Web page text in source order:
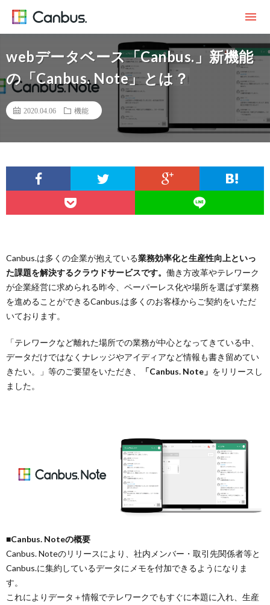
webデータベース「Canbus.」新機能
の「Canbus. Note」とは？
2020.04.06 機能
Canbus.は多くの企業が抱えている業務効率化と生産性向上といっ
た課題を解決するクラウドサービスです。 働き方改革やテレワーク
が企業経営に求められる昨今、ペーパーレス化や場所を選ばず業務
を進めることができるCanbus.は多くのお客様からご契約をいただ
いております。
「テレワークなど離れた場所での業務が中心となってきている中、
データだけではなくナレッジやアイディアなど情報も書き留めてい
きたい。」等のご要望をいただき、
「Canbus. Note」 をリリースし
ました。
■Canbus. Noteの概要
Canbus. Noteのリリースにより、社内メンバー・取引先関係者等と
Canbus.に集約しているデータにメモを付加できるようになりま
す。
これによりデータ＋情報でテレワークでもすぐに本題に入れ、生産